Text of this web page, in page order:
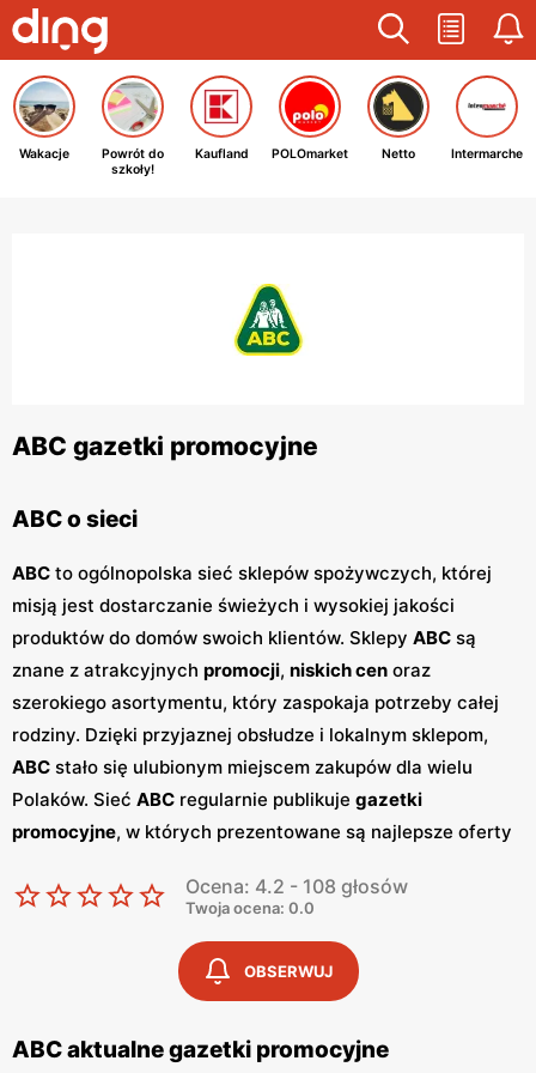
Wakacje
Powrót do
szkoły!
Kaufland POLOmarket Netto Intermarche
ABC gazetki promocyjne
ABC o sieci
ABC to ogólnopolska sieć sklepów spożywczych, której
misją jest dostarczanie świeżych i wysokiej jakości
produktów do domów swoich klientów. Sklepy ABC są
znane z atrakcyjnych promocji, niskich cen oraz
szerokiego asortymentu, który zaspokaja potrzeby całej
rodziny. Dzięki przyjaznej obsłudze i lokalnym sklepom,
ABC stało się ulubionym miejscem zakupów dla wielu
Polaków. Sieć ABC regularnie publikuje gazetki
promocyjne, w których prezentowane są najlepsze oferty
razy w miesiącu, umożliwiając klientom śledzenie
wyprzedzeniem. Dostępne są one zarówno w formie
papierowej w sklepach, jak i w wersji online na stronie
ABCjest jej polskość i lokalne zaangażowanie. Sklepy
Ocena: 4.2 - 108 głosów
Twoja ocena: 0.0
OBSERWUJ
ABC aktualne gazetki promocyjne